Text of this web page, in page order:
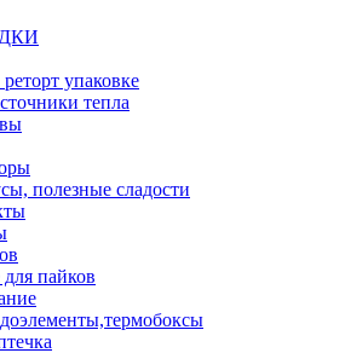
упаковке
тепла
полезные сладости
пайков